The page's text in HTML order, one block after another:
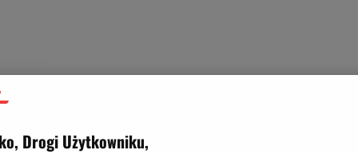
Drogi Użytkowniku,